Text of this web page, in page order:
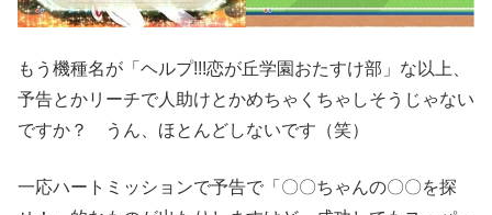
もう機種名が「ヘルプ!!!恋が丘学園おたすけ部」な以上、
予告とかリーチで人助けとかめちゃくちゃしそうじゃない
ですか？ うん、ほとんどしないです（笑）
一応ハートミッションで予告で「〇〇ちゃんの〇〇を探